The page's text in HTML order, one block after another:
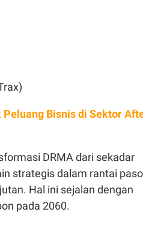
Bisnis di Sektor
DRMA dari sekadar
strategis dalam rantai
Hal ini sejalan dengan
pada 2060.